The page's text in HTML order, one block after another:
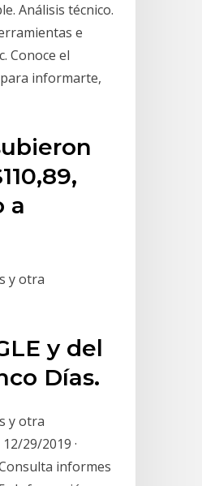
Análisis técnico.
e
Conoce el
para informarte,
a
y otra
y del
Días.
y otra
29/2019 ·
informes